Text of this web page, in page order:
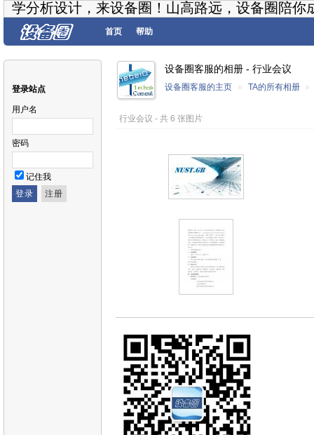
学分析设计，来设备圈！山高路远，设备圈陪你
首页 帮助
登录站点
用户名
密码
记住我
设备圈客服的相册 - 行业会议
设备圈客服的主页 » TA的所有相册 »
行业会议 - 共 6 张图片